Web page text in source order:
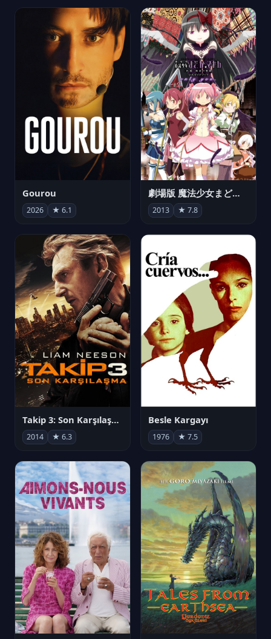
Gourou
2026 ★ 6.1
劇場版 魔法少女まどか☆マギカ[新編]叛逆の物語
2013 ★ 7.8
Takip 3: Son Karşılaşma
2014 ★ 6.3
Besle Kargayı
1976 ★ 7.5